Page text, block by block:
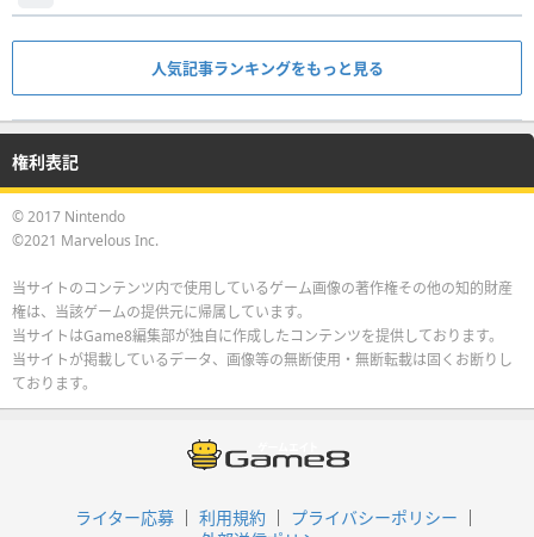
人気記事ランキングをもっと見る
権利表記
© 2017 Nintendo
©2021 Marvelous Inc.
当サイトのコンテンツ内で使用しているゲーム画像の著作権その他の知的財産
権は、当該ゲームの提供元に帰属しています。
当サイトはGame8編集部が独自に作成したコンテンツを提供しております。
当サイトが掲載しているデータ、画像等の無断使用・無断転載は固くお断りし
ております。
ライター応募 利用規約
プライバシーポリシー